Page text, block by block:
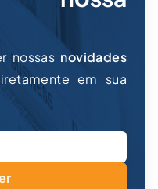
nossas novidades
em sua